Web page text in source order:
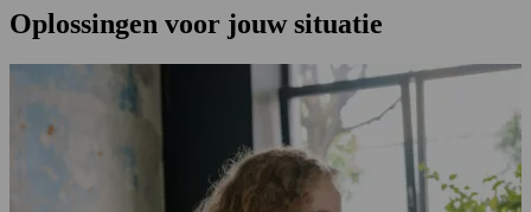
Oplossingen voor jouw situatie